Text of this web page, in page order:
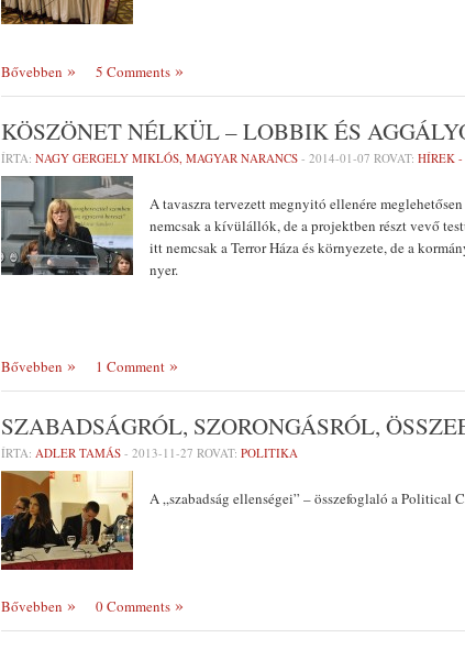
Bővebben 5 Comments
KÖSZÖNET NÉLKÜL – LOBBIK ÉS
ÍRTA: NAGY GERGELY MIKLÓS, MAGYAR NARANCS - 2014-01-07 ROVAT: HÍREK
A tavaszra tervezett megnyitó ellenére
nemcsak a kívülállók, de a projektben részt vevő
itt nemcsak a Terror Háza és környezete, de a
nyer.
Bővebben 1 Comment
SZABADSÁGRÓL, SZORONGÁSRÓL,
ÍRTA: ADLER TAMÁS - 2013-11-27 ROVAT: POLITIKA
A „szabadság ellenségei” – összefoglaló a Political
Bővebben 0 Comments